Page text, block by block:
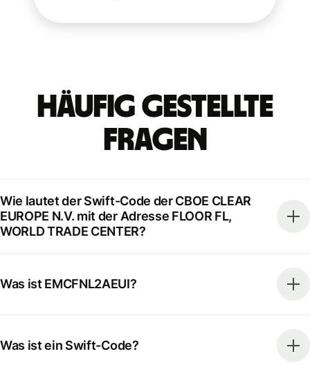
Häufig gestellte
Fragen
Wie lautet der Swift-Code der CBOE CLEAR
EUROPE N.V. mit der Adresse FLOOR FL,
WORLD TRADE CENTER?
Was ist EMCFNL2AEUI?
Was ist ein Swift-Code?